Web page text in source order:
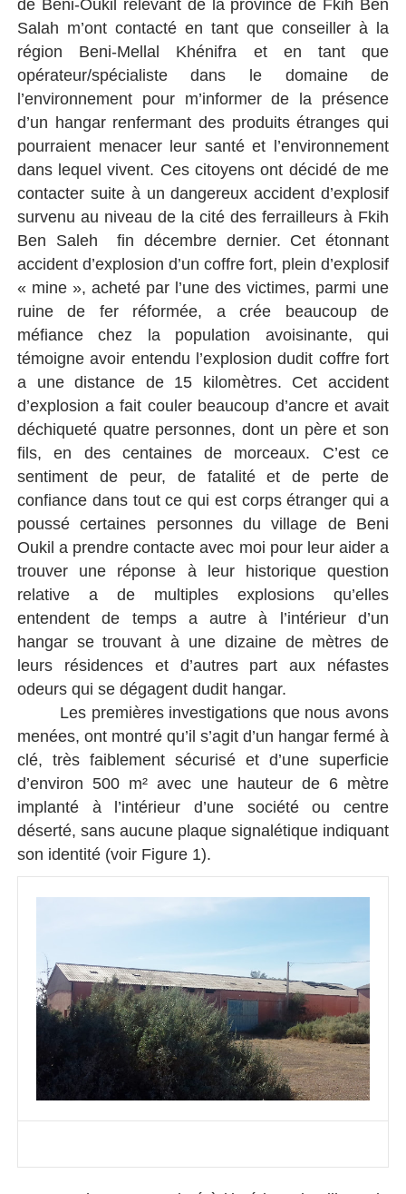
de Beni-Oukil relevant de la province de Fkih Ben
Salah m’ont contacté en tant que conseiller à la
région Beni-Mellal Khénifra et en tant que
opérateur/spécialiste dans le domaine de
l’environnement pour m’informer de la présence
d’un hangar renfermant des produits étranges qui
pourraient menacer leur santé et l’environnement
dans lequel vivent. Ces citoyens ont décidé de me
contacter suite à un dangereux accident d’explosif
survenu au niveau de la cité des ferrailleurs à Fkih
Ben Saleh fin décembre dernier. Cet étonnant
accident d’explosion d’un coffre fort, plein d’explosif
« mine », acheté par l’une des victimes, parmi une
ruine de fer réformée, a crée beaucoup de
méfiance chez la population avoisinante, qui
témoigne avoir entendu l’explosion dudit coffre fort
a une distance de 15 kilomètres. Cet accident
d’explosion a fait couler beaucoup d’ancre et avait
déchiqueté quatre personnes, dont un père et son
fils, en des centaines de morceaux. C’est ce
sentiment de peur, de fatalité et de perte de
confiance dans tout ce qui est corps étranger qui a
poussé certaines personnes du village de Beni
Oukil a prendre contacte avec moi pour leur aider a
trouver une réponse à leur historique question
relative a de multiples explosions qu’elles
entendent de temps a autre à l’intérieur d’un
hangar se trouvant à une dizaine de mètres de
leurs résidences et d’autres part aux néfastes
odeurs qui se dégagent dudit hangar.
Les premières investigations que nous avons
menées, ont montré qu’il s’agit d’un hangar fermé à
clé, très faiblement sécurisé et d’une superficie
d’environ 500 m² avec une hauteur de 6 mètre
implanté à l’intérieur d’une société ou centre
déserté, sans aucune plaque signalétique indiquant
son identité (voir Figure 1).